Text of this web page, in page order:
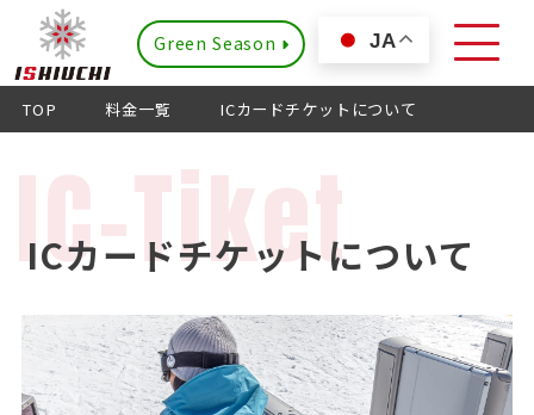
Green Season JA
TOP 料金一覧 ICカードチケットについて
IC-Tiket
ICカードチケットについて